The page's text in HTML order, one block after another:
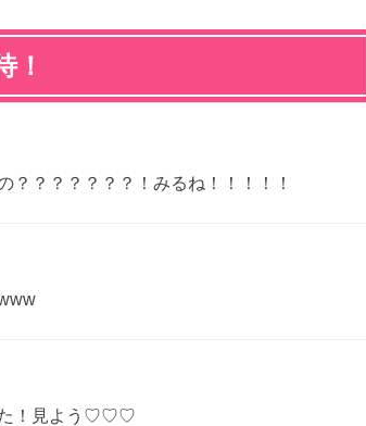
！
？？？？？？？！みるね！！！！！
た！見よう♡♡♡